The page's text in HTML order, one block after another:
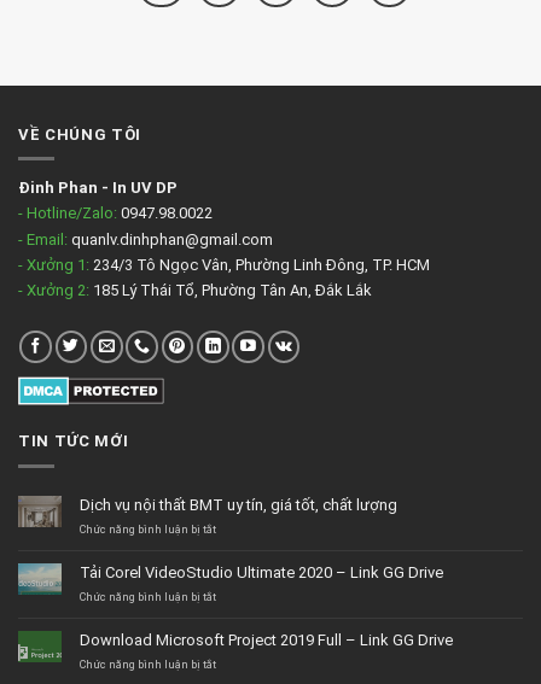
VỀ CHÚNG TÔI
Đinh Phan - In UV DP
- Hotline/Zalo: 0947.98.0022
- Email: quanlv.dinhphan@gmail.com
- Xưởng 1: 234/3 Tô Ngọc Vân, Phường Linh Đông, TP. HCM
- Xưởng 2: 185 Lý Thái Tổ, Phường Tân An, Đắk Lắk
TIN TỨC MỚI
Dịch vụ nội thất BMT uy tín, giá tốt, chất lượng
Chức năng bình luận bị tắtở
nội
thất
tín,
giá
Tải Corel VideoStudio Ultimate 2020 – Link GG Drive
Chức năng bình luận bị tắtở
VideoStudio
Ultimate
Download Microsoft Project 2019 Full – Link GG Drive
Chức năng bình luận bị tắtở